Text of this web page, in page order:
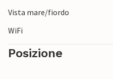
Vista mare/fiordo
WiFi
Posizione